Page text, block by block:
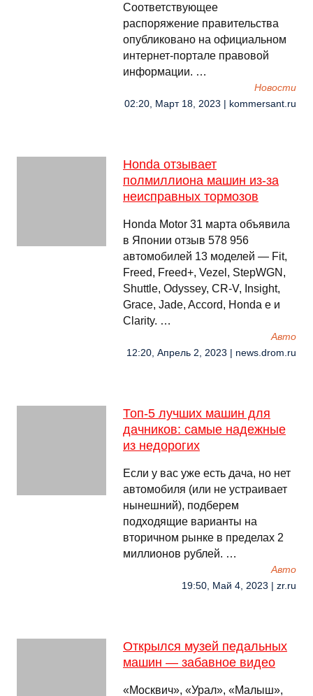
Соответствующее
распоряжение правительства
опубликовано на официальном
интернет-портале правовой
информации. …
Новости
02:20, Март 18, 2023 | kommersant.ru
Honda отзывает
полмиллиона машин из-за
неисправных тормозов
Honda Motor 31 марта объявила
в Японии отзыв 578 956
автомобилей 13 моделей — Fit,
Freed, Freed+, Vezel, StepWGN,
Shuttle, Odyssey, CR-V, Insight,
Grace, Jade, Accord, Honda e и
Clarity. …
Авто
12:20, Апрель 2, 2023 | news.drom.ru
Топ-5 лучших машин для
дачников: самые надежные
из недорогих
Если у вас уже есть дача, но нет
автомобиля (или не устраивает
нынешний), подберем
подходящие варианты на
вторичном рынке в пределах 2
миллионов рублей. …
Авто
19:50, Май 4, 2023 | zr.ru
Открылся музей педальных
машин — забавное видео
«Москвич», «Урал», «Малыш»,